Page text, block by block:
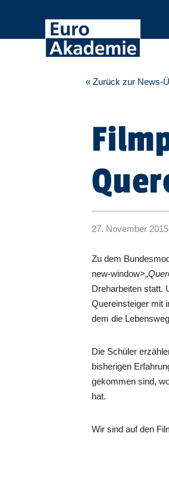
« Zurück zur News-
27. November 2015
Zu dem
new-window>„Quer
Dreharbeiten statt.
Quereinsteiger mit
dem die
Die Schüler
bisherigen
gekommen sind,
hat.
Wir sind auf den